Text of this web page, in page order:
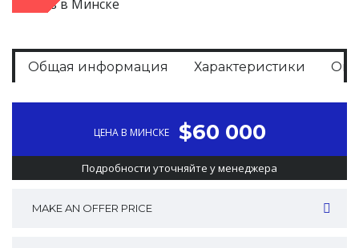
Общая информация Характеристики
ЦЕНА В МИНСКЕ $60 000
Подробности уточняйте у менеджера
MAKE AN OFFER PRICE